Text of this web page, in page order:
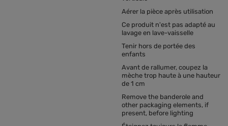
Aérer la pièce après utilisation
Ce produit n'est pas adapté au
lavage en lave-vaisselle
Tenir hors de portée des
enfants
Avant de rallumer, coupez la
mèche trop haute à une hauteur
de 1 cm
Remove the banderole and
other packaging elements, if
present, before lighting